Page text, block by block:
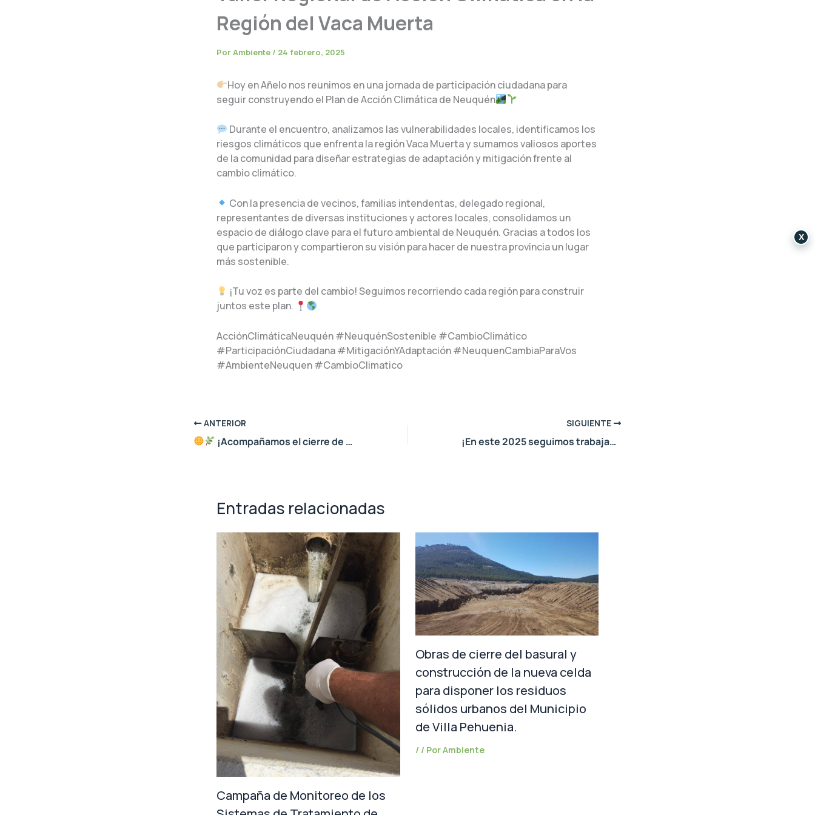
Región del Vaca Muerta
Por Ambiente / 24 febrero, 2025
Hoy en Añelo nos reunimos en una jornada de participación ciudadana para
seguir construyendo el Plan de Acción Climática de Neuquén
Durante el encuentro, analizamos las vulnerabilidades locales, identificamos los
riesgos climáticos que enfrenta la región Vaca Muerta y sumamos valiosos aportes
de la comunidad para diseñar estrategias de adaptación y mitigación frente al
cambio climático.
Con la presencia de vecinos, familias intendentas, delegado regional,
representantes de diversas instituciones y actores locales, consolidamos un
espacio de diálogo clave para el futuro ambiental de Neuquén. Gracias a todos los
que participaron y compartieron su visión para hacer de nuestra provincia un lugar
más sostenible.
¡Tu voz es parte del cambio! Seguimos recorriendo cada región para construir
juntos este plan.
AcciónClimáticaNeuquén #NeuquénSostenible #CambioClimático
#ParticipaciónCiudadana #MitigaciónYAdaptación #NeuquenCambiaParaVos
#AmbienteNeuquen #CambioClimatico
ANTERIOR
¡Acompañamos el cierre de las colonias de vacaciones en Senillosa con pura energía y conciencia ambiental!
SIGUIENTE
¡En este 2025 seguimos trabajando por un Neuquén más sostenible!
Entradas relacionadas
Campaña de Monitoreo de los
Obras de cierre del basural y
construcción de la nueva celda
para disponer los residuos
sólidos urbanos del Municipio
de Villa Pehuenia.
/ / PorAmbiente
X